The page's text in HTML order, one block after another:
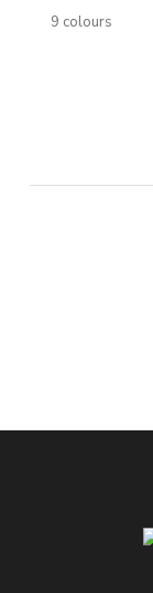
9 colours